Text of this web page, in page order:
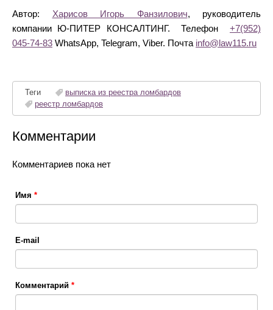
Автор: Харисов Игорь Фанзилович, руководитель
компании Ю-ПИТЕР КОНСАЛТИНГ. Телефон +7(952)
045-74-83 WhatsApp, Telegram, Viber. Почта info@law115.ru
Теги
выписка из реестра ломбардов
реестр ломбардов
Комментарии
Комментариев пока нет
Имя *
E-mail
Комментарий *